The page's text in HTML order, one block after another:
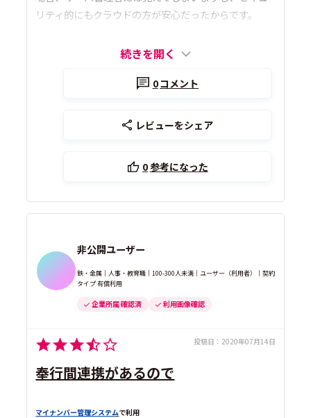
リティ的にもクラウドの方が安心だったからです。
続きを開く
0コメント
レビューをシェア
0参考になった
非公開ユーザー
鉄・金属｜人事・教育職｜100-300人未満｜ユーザー（利用者）｜契約
タイプ 有償利用
企業所属 確認済 利用画像確認
投稿日： 2020年07月14日
奉行間連携があるので
マイナンバー管理システムで利用